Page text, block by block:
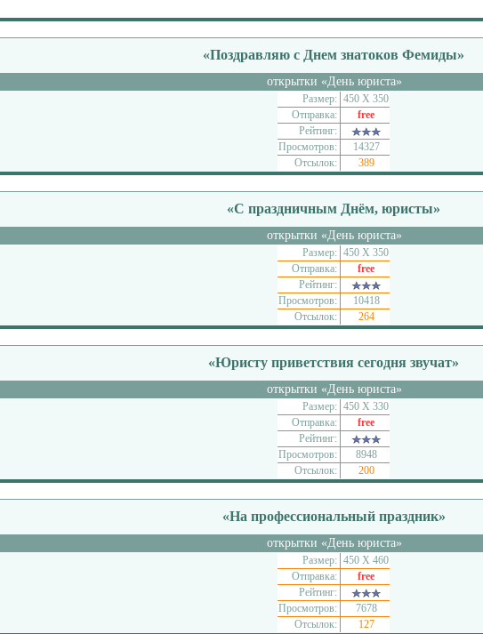
«Поздравляю с Днем знатоков Фемиды»
открытки «День юриста»
Размер: 450 Х 350
Отправка:
free
Рейтинг:
Просмотров:
14327
Отсылок:
389
«С праздничным Днём, юристы»
открытки «День юриста»
Размер: 450 Х 350
Отправка:
free
Рейтинг:
Просмотров:
10418
Отсылок:
264
«Юристу приветствия сегодня звучат»
открытки «День юриста»
Размер: 450 Х 330
Отправка:
free
Рейтинг:
Просмотров:
8948
Отсылок:
200
«На профессиональный праздник»
открытки «День юриста»
Размер: 450 Х 460
Отправка:
free
Рейтинг:
Просмотров:
7678
Отсылок:
127